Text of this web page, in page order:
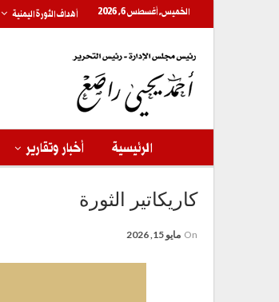
الخميس, أغسطس 6, 2026 أهداف الثورة اليمنية
الرئيسية أخبار وتقارير
كاريكاتير الثورة
On مايو 15, 2026